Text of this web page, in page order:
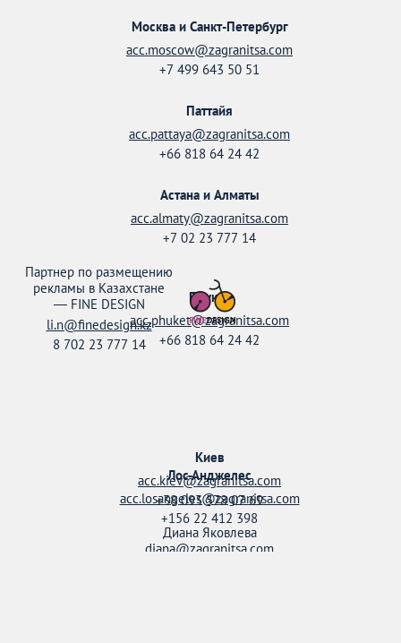
Москва и Санкт-Петербург
acc.moscow@zagranitsa.com
+7 499 643 50 51
Паттайя
acc.pattaya@zagranitsa.com
+66 818 64 24 42
Астана и Алматы
acc.almaty@zagranitsa.com
+7 02 23 777 14
Партнер по размещению
рекламы в Казахстане
— FINE DESIGN
li.n@finedesign.kz
8 702 23 777 14
Пхукет
acc.phuket@zagranitsa.com
+66 818 64 24 42
Киев
acc.kiev@zagranitsa.com
+38 093 578 07 69
Диана Яковлева
diana@zagranitsa.com
Лос-Анджелес
acc.losangeles@zagranitsa.com
+156 22 412 398